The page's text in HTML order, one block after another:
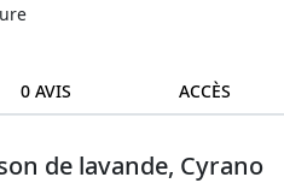
0 AVIS ACCÈS
de lavande, Cyrano